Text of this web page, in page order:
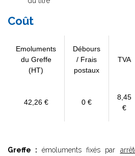
Coût
Emoluments
du Greffe
(HT)
Débours
/ Frais
postaux
TVA
42,26 € 0 €
8,45
€
Greffe : émoluments fixés par